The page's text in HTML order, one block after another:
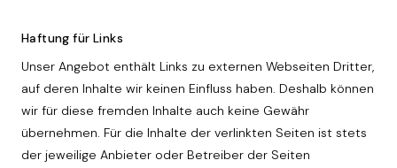
Haftung für Links
Unser Angebot enthält Links zu externen Webseiten Dritter,
auf deren Inhalte wir keinen Einfluss haben. Deshalb können
wir für diese fremden Inhalte auch keine Gewähr
übernehmen. Für die Inhalte der verlinkten Seiten ist stets
der jeweilige Anbieter oder Betreiber der Seiten